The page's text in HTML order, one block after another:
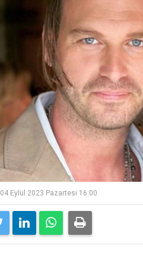
04 Eylül 2023 Pazartesi 16:00